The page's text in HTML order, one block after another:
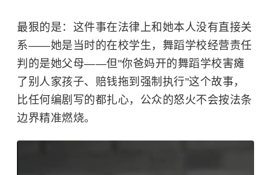
最狠的是：这件事在法律上和她本人没有直接关
系——她是当时的在校学生，舞蹈学校经营责任
判的是她父母——但"你爸妈开的舞蹈学校害瘫
了别人家孩子、赔钱拖到强制执行"这个故事，
比任何编剧写的都扎心，公众的怒火不会按法条
边界精准燃烧。